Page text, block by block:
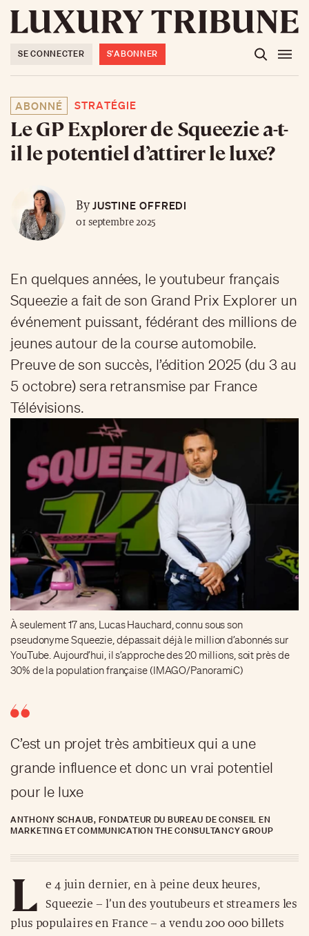
SE CONNECTER S'ABONNER
ABONNÉ STRATÉGIE
Le GP Explorer de Squeezie a-t-
il le potentiel d’attirer le luxe?
ByJUSTINE OFFREDI
01 septembre 2025
En quelques années, le youtubeur français
Squeezie a fait de son Grand Prix Explorer un
événement puissant, fédérant des millions de
jeunes autour de la course automobile.
Preuve de son succès, l’édition 2025 (du 3 au
5 octobre) sera retransmise par France
Télévisions.
À seulement 17 ans, Lucas Hauchard, connu sous son
pseudonyme Squeezie, dépassait déjà le million d’abonnés sur
YouTube. Aujourd’hui, il s’approche des 20 millions, soit près de
30% de la population française (IMAGO/PanoramiC)
C’est un projet très ambitieux qui a une
grande influence et donc un vrai potentiel
pour le luxe
ANTHONY SCHAUB, FONDATEUR DU BUREAU DE CONSEIL EN
MARKETING ET COMMUNICATION THE CONSULTANCY GROUP
L
e 4 juin dernier, en à peine deux heures,
Squeezie – l’un des youtubeurs et streamers les
plus populaires en France – a vendu 200 000 billets